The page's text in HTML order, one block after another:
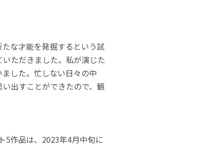
な才能を発掘するという試
ただきました。私が演じた
した。忙しない日々の中
出すことができたので、観
5作品は、2023年4月中旬に